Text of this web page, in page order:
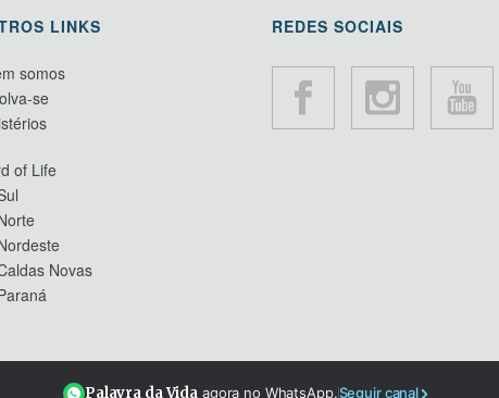
LINKS
somos
se
of Life
Novas
REDES SOCIAIS
Palavra da Vida agora no WhatsApp.Seguir canal